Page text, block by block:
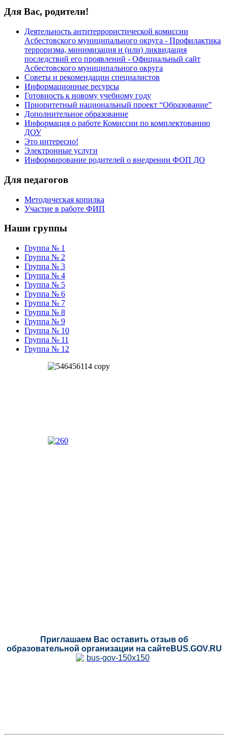
Для Вас, родители!
Деятельность антитеррористической комиссии
Асбестовского муниципального округа - Профилактика
терроризма, минимизация и (или) ликвидация
последствий его проявлений - Официальный сайт
Асбестовского муниципального округа
Советы и рекомендации специалистов
Информационные ресурсы
Готовность к новому учебному году
Приоритетный национальный проект “Образование”
Дополнительное образование
Информация о работе Комиссии по комплектованию
ДОУ
Это интересно!
Электронные услуги
Информирование родителей о внедрении ФОП ДО
Для педагогов
Методическая копилка
Участие в работе ФИП
Наши группы
Группа № 1
Группа № 2
Группа № 3
Группа № 4
Группа № 5
Группа № 6
Группа № 7
Группа № 8
Группа № 9
Группа № 10
Группа № 11
Группа № 12
Приглашаем Вас оставить отзыв об
образовательной организации на сайтеBUS.GOV.RU